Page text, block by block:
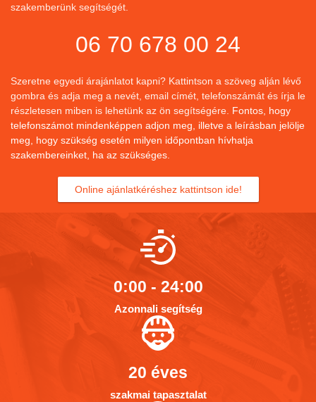
szakemberünk segítségét.
06 70 678 00 24
Szeretne egyedi árajánlatot kapni? Kattintson a szöveg alján lévő
gombra és adja meg a nevét, email címét, telefonszámát és írja le
részletesen miben is lehetünk az ön segítségére. Fontos, hogy
telefonszámot mindenképpen adjon meg, illetve a leírásban jelölje
meg, hogy szükség esetén milyen időpontban hívhatja
szakembereinket, ha az szükséges.
Online ajánlatkéréshez kattintson ide!
0:00 - 24:00
Azonnali segítség
20 éves
szakmai tapasztalat